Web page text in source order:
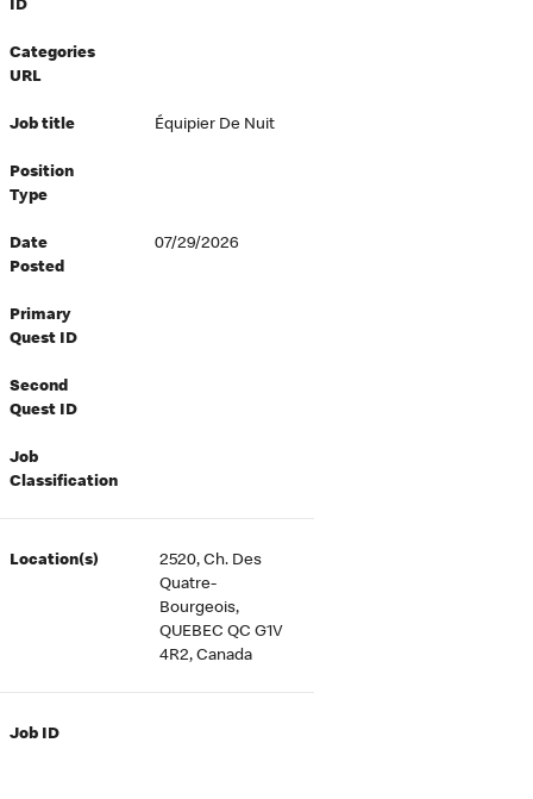
ID
Categories
URL
Job title Équipier De Nuit
Position
Type
Date
Posted
07/29/2026
Primary
Quest ID
Second
Quest ID
Job
Classification
Location(s)
2520, Ch. Des
Quatre-
Bourgeois,
QUEBEC QC G1V
4R2, Canada
Job ID